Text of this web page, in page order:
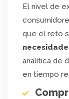
El nivel de
que el reto
analítica de
en tiempo